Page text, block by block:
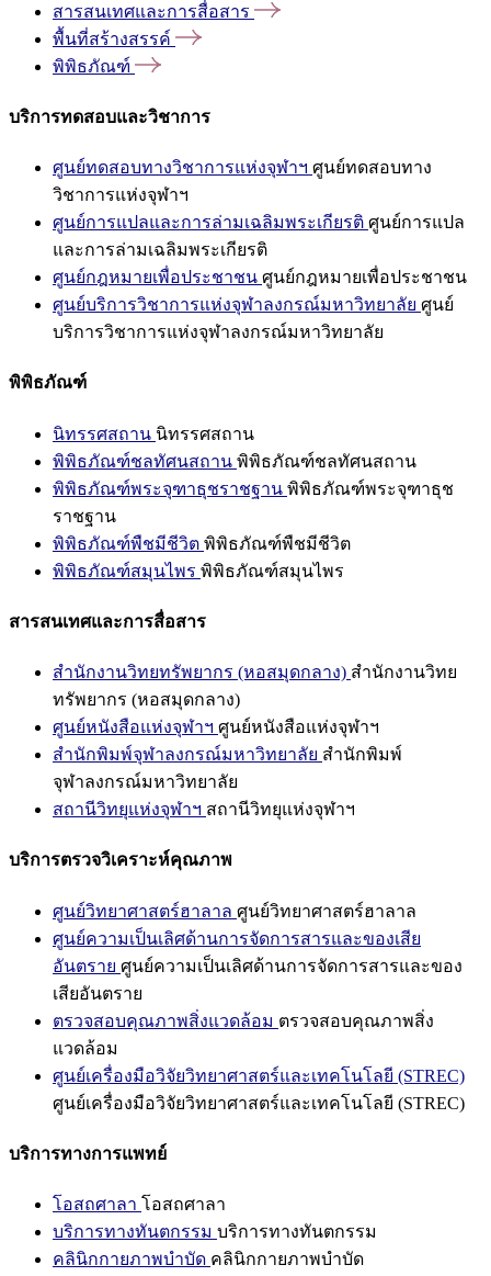
สารสนเทศและการสื่อสาร
พื้นที่สร้างสรรค์
พิพิธภัณฑ์
บริการทดสอบและวิชาการ
ศูนย์ทดสอบทางวิชาการแห่งจุฬาฯ ศูนย์ทดสอบทาง
วิชาการแห่งจุฬาฯ
ศูนย์การแปลและการล่ามเฉลิมพระเกียรติ ศูนย์การแปล
และการล่ามเฉลิมพระเกียรติ
ศูนย์กฎหมายเพื่อประชาชน ศูนย์กฎหมายเพื่อประชาชน
ศูนย์บริการวิชาการแห่งจุฬาลงกรณ์มหาวิทยาลัย ศูนย์
บริการวิชาการแห่งจุฬาลงกรณ์มหาวิทยาลัย
พิพิธภัณฑ์
นิทรรศสถาน นิทรรศสถาน
พิพิธภัณฑ์ชลทัศนสถาน พิพิธภัณฑ์ชลทัศนสถาน
พิพิธภัณฑ์พระจุฑาธุชราชฐาน พิพิธภัณฑ์พระจุฑาธุช
ราชฐาน
พิพิธภัณฑ์พืชมีชีวิต พิพิธภัณฑ์พืชมีชีวิต
พิพิธภัณฑ์สมุนไพร พิพิธภัณฑ์สมุนไพร
สารสนเทศและการสื่อสาร
สำนักงานวิทยทรัพยากร (หอสมุดกลาง) สำนักงานวิทย
ทรัพยากร (หอสมุดกลาง)
ศูนย์หนังสือแห่งจุฬาฯ ศูนย์หนังสือแห่งจุฬาฯ
สำนักพิมพ์จุฬาลงกรณ์มหาวิทยาลัย สำนักพิมพ์
จุฬาลงกรณ์มหาวิทยาลัย
สถานีวิทยุแห่งจุฬาฯ สถานีวิทยุแห่งจุฬาฯ
บริการตรวจวิเคราะห์คุณภาพ
ศูนย์วิทยาศาสตร์ฮาลาล ศูนย์วิทยาศาสตร์ฮาลาล
ศูนย์ความเป็นเลิศด้านการจัดการสารและของเสีย
อันตราย ศูนย์ความเป็นเลิศด้านการจัดการสารและของ
เสียอันตราย
ตรวจสอบคุณภาพสิ่งแวดล้อม ตรวจสอบคุณภาพสิ่ง
แวดล้อม
ศูนย์เครื่องมือวิจัยวิทยาศาสตร์และเทคโนโลยี (STREC)
ศูนย์เครื่องมือวิจัยวิทยาศาสตร์และเทคโนโลยี (STREC)
บริการทางการแพทย์
โอสถศาลา โอสถศาลา
บริการทางทันตกรรม บริการทางทันตกรรม
คลินิกกายภาพบำบัด คลินิกกายภาพบำบัด